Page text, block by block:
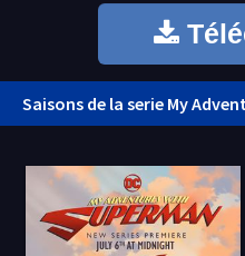
Saisons de la serie My